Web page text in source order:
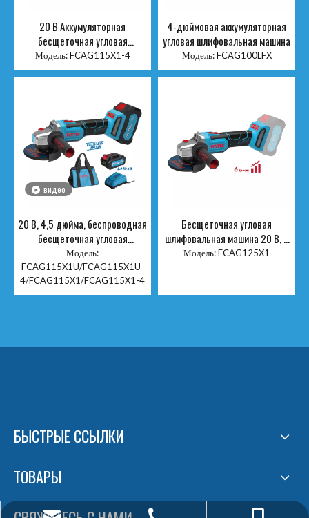
20 В Аккумуляторная
бесщеточная угловая
шлифовальная машина 115 мм
Модель: FCAG115X1-4
4-дюймовая аккумуляторная
угловая шлифовальная машина
Модель: FCAG100LFX
видео
20 В, 4,5 дюйма, беспроводная
бесщеточная угловая
шлифовальная машина
Модель:
FCAG115X1U/FCAG115X1U-
4/FCAG115X1/FCAG115X1-4
Бесщеточная угловая
шлифовальная машина 20 В, 5
дюймов
Модель:FCAG125X1
БЫСТРЫЕ ССЫЛКИ
ТОВАРЫ